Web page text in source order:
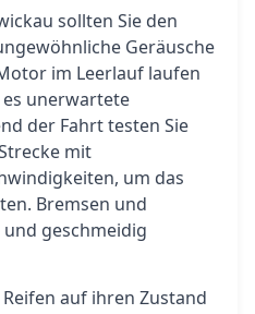
sollten Sie den
Geräusche
im Leerlauf laufen
unerwartete
der Fahrt testen Sie
mit
um das
Bremsen und
geschmeidig
auf ihren Zustand